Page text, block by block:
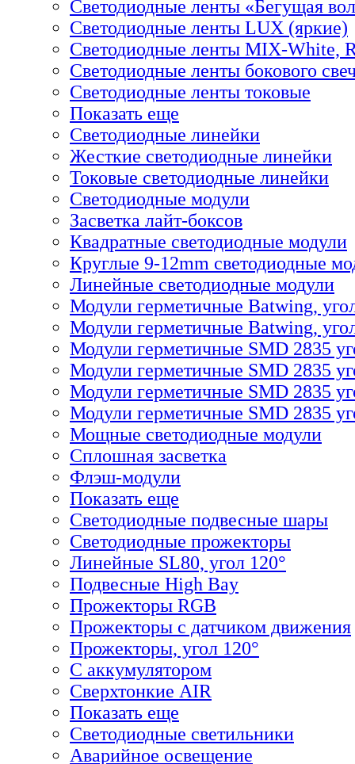
Светодиодные ленты «Бегущая
Светодиодные ленты LUX (яркие)
Светодиодные ленты MIX-White,
Светодиодные ленты бокового
Светодиодные ленты токовые
Показать еще
Светодиодные линейки
Жесткие светодиодные линейки
Токовые светодиодные линейки
Светодиодные модули
Засветка лайт-боксов
Квадратные светодиодные модули
Круглые 9-12mm светодиодные
Линейные светодиодные модули
Модули герметичные Batwing,
Модули герметичные Batwing,
Модули герметичные SMD 2835
Модули герметичные SMD 2835
Модули герметичные SMD 2835
Модули герметичные SMD 2835
Мощные светодиодные модули
Сплошная засветка
Флэш-модули
Показать еще
Светодиодные подвесные шары
Светодиодные прожекторы
Линейные SL80, угол 120°
Подвесные High Bay
Прожекторы RGB
Прожекторы с датчиком движения
Прожекторы, угол 120°
С аккумулятором
Сверхтонкие AIR
Показать еще
Светодиодные светильники
Аварийное освещение